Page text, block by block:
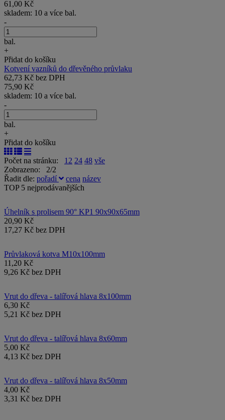
61,00 Kč
skladem: 10 a více bal.
-
bal.
+
Přidat do košíku
Kotvení vazníků do dřevěného průvlaku
62,73 Kč bez DPH
75,90 Kč
skladem: 10 a více bal.
-
bal.
+
Přidat do košíku
Počet na stránku: 12 24 48 vše
Zobrazeno: 2/2
Řadit dle: pořadí cena název
TOP 5 nejprodávanějších
Úhelník s prolisem 90° KP1 90x90x65mm
20,90 Kč
17,27 Kč bez DPH
Průvlaková kotva M10x100mm
11,20 Kč
9,26 Kč bez DPH
Vrut do dřeva - talířová hlava 8x100mm
6,30 Kč
5,21 Kč bez DPH
Vrut do dřeva - talířová hlava 8x60mm
5,00 Kč
4,13 Kč bez DPH
Vrut do dřeva - talířová hlava 8x50mm
4,00 Kč
3,31 Kč bez DPH